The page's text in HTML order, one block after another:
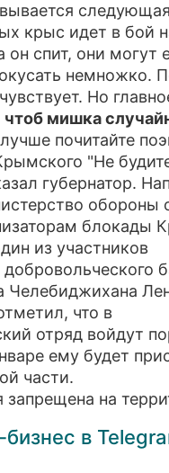
крыс идет в бой
спит, они могут
немножко.
Но
чтоб мишка
почитайте
"Не
губернатор.
обороны
блокады
из участников
Челебиджихана
что в
отряд войдут
ему будет
части.
запрещена на
в